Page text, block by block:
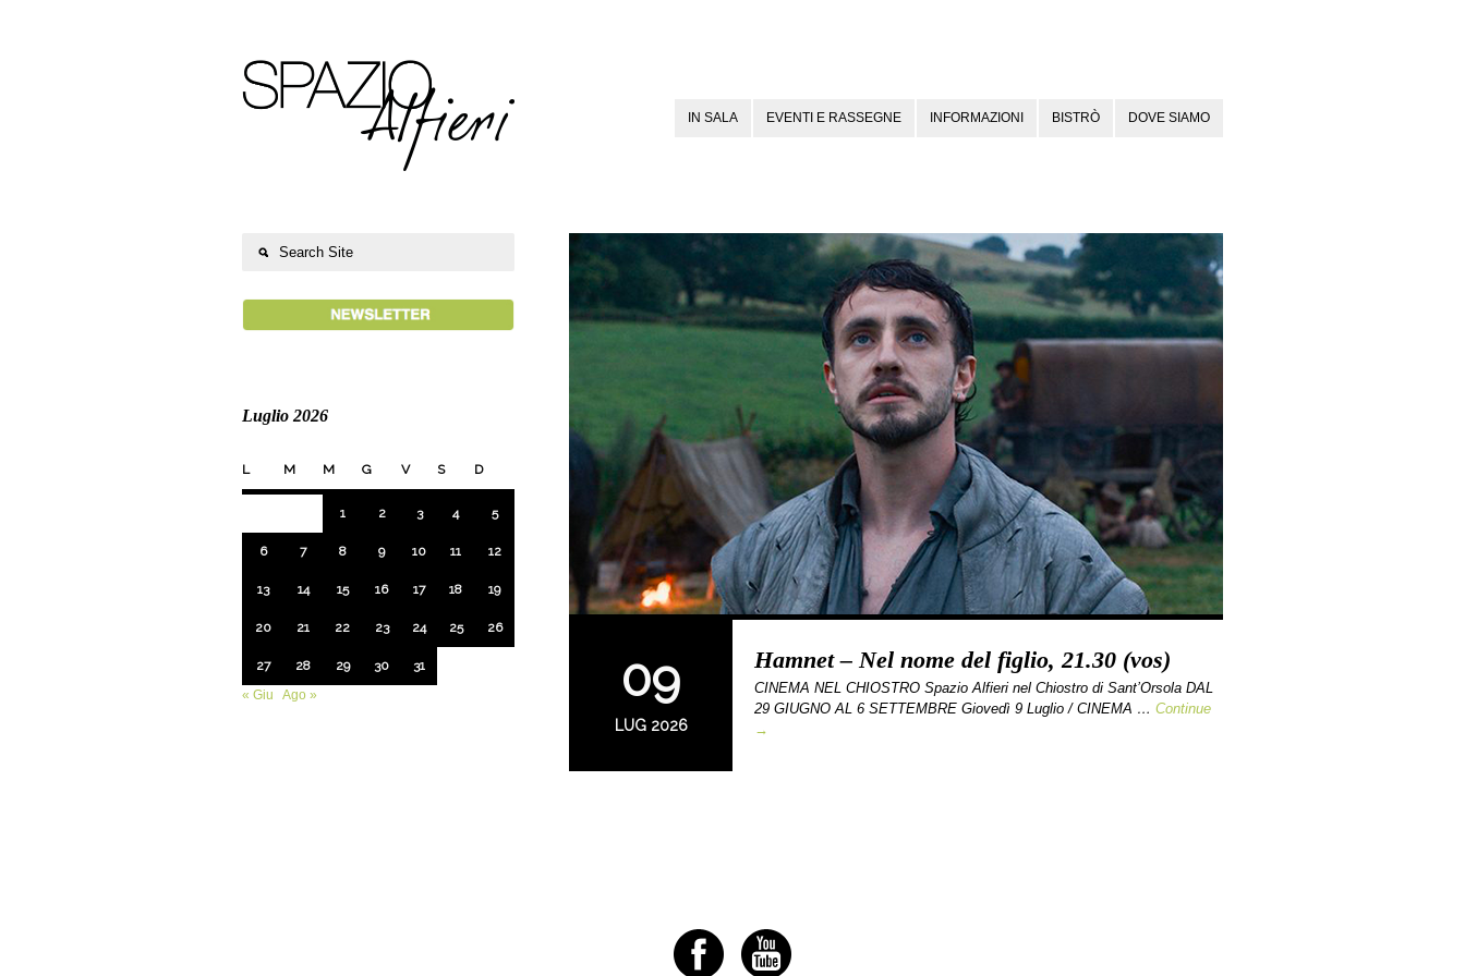
IN SALA EVENTI E RASSEGNE INFORMAZIONI BISTRÒ DOVE SIAMO
09
LUG 2026
Hamnet – Nel nome del figlio, 21.30 (vos)
CINEMA NEL CHIOSTRO Spazio Alfieri nel Chiostro di Sant’Orsola DAL
29 GIUGNO AL 6 SETTEMBRE Giovedì 9 Luglio / CINEMA … Continue
→
Luglio 2026
L M M G V S D
1 2 3 4 5
6 7 8 9 10 11 12
13 14 15 16 17 18 19
20 21 22 23 24 25 26
27 28 29 30
31
« Giu
Ago »